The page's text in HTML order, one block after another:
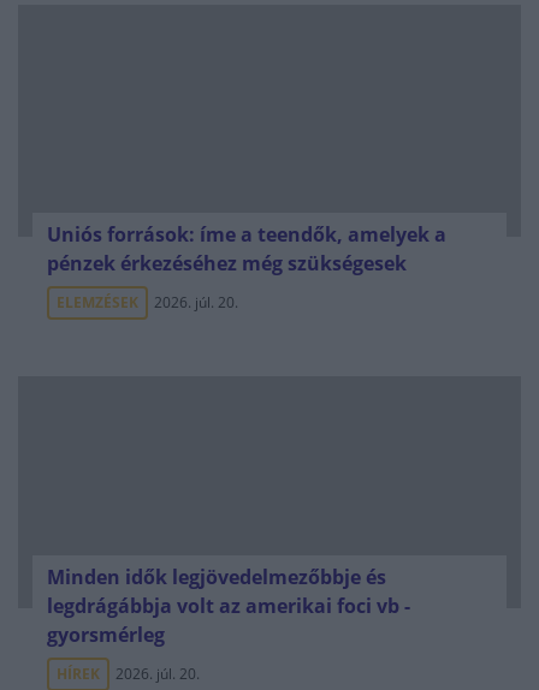
Uniós források: íme a teendők, amelyek a
pénzek érkezéséhez még szükségesek
ELEMZÉSEK 2026. júl. 20.
Minden idők legjövedelmezőbbje és
legdrágábbja volt az amerikai foci vb -
gyorsmérleg
HÍREK 2026. júl. 20.